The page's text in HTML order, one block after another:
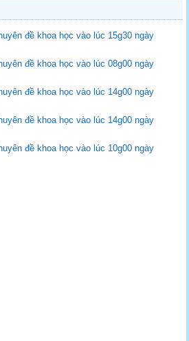
đề khoa học vào lúc 15g30 ngày
đề khoa học vào lúc 08g00 ngày
đề khoa học vào lúc 14g00 ngày
đề khoa học vào lúc 14g00 ngày
đề khoa học vào lúc 10g00 ngày